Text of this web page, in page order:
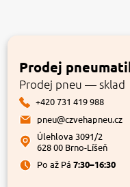
Prodej
Prodej pneu — sklad
+420 731 419 988
pneu@czvehapneu.cz
Úlehlova 3091/2
628 00 Brno-Líšeň
Po až Pá7:30–16:30